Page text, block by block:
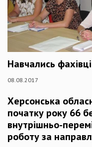
Навчались
08.08.2017
Херсонська
початку року 66
внутрішньо-
роботу за